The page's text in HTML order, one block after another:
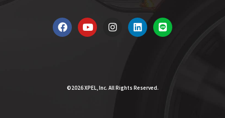
©2026 XPEL, Inc. All Rights Reserved.